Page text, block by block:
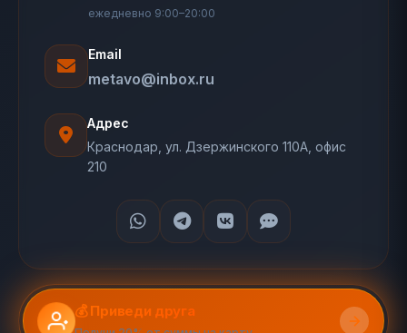
ежедневно 9:00–20:00
Email
metavo@inbox.ru
Адрес
Краснодар, ул. Дзержинского 110А, офис
210
💰 Приведи друга